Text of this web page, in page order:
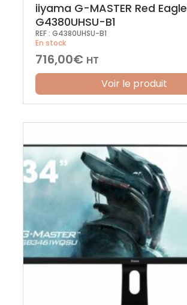
iiyama G-MASTER Red Eagle
G4380UHSU-B1
REF : G4380UHSU-B1
En stock
716,00€ HT
Voir le produit